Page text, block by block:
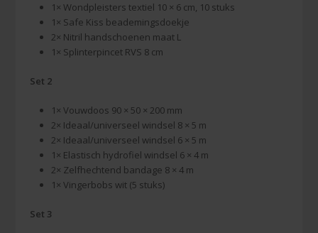
1× Wondpleisters textiel 10 × 6 cm, 10 stuks
1× Safe Kiss beademingsdoekje
2× Nitril handschoenen maat L
1× Splinterpincet RVS 8 cm
Set 2
1× Vouwdoos 90 × 50 × 200 mm
2× Ideaal/universeel windsel 8 × 5 m
2× Ideaal/universeel windsel 6 × 5 m
1× Elastisch hydrofiel windsel 6 × 4 m
2× Zelfhechtend bandage 8 × 4 m
1× Vingerbobs wit (5 stuks)
Set 3